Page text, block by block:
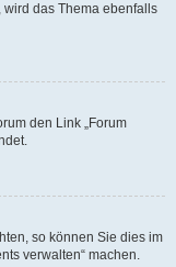
das Thema ebenfalls
den Link „Forum
so können Sie dies im
verwalten“ machen.